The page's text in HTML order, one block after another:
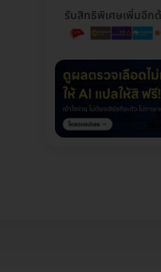
รับสิทธิพิเศษเพิ่มอีก